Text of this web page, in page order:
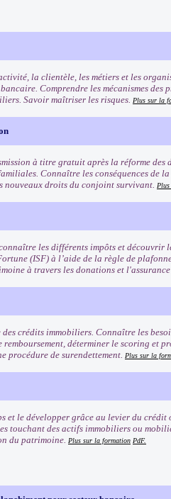
la clientèle, les métiers et les
Comprendre les mécanismes
Savoir maîtriser les risques. Plus sur la
à titre gratuit après la réforme des
Connaître les conséquences de
nouveaux droits du conjoint survivant.
les différents impôts et découvrir
(ISF) à l’aide de la règle de
à travers les donations et l'assurance
crédits immobiliers. Connaître les
déterminer le scoring et
procédure de surendettement. Plus sur la
et le développer grâce au levier du
touchant des actifs immobiliers ou
du patrimoine. Plus sur la formation PdF.